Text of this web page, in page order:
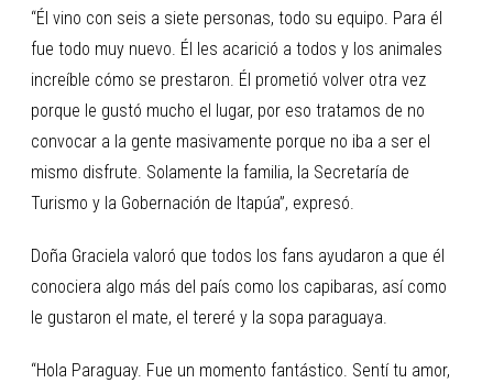
“Él vino con seis a siete personas, todo su equipo. Para él
fue todo muy nuevo. Él les acarició a todos y los animales
increíble cómo se prestaron. Él prometió volver otra vez
porque le gustó mucho el lugar, por eso tratamos de no
convocar a la gente masivamente porque no iba a ser el
mismo disfrute. Solamente la familia, la Secretaría de
Turismo y la Gobernación de Itapúa”, expresó.
Doña Graciela valoró que todos los fans ayudaron a que él
conociera algo más del país como los capibaras, así como
le gustaron el mate, el tereré y la sopa paraguaya.
“Hola Paraguay. Fue un momento fantástico. Sentí tu amor,